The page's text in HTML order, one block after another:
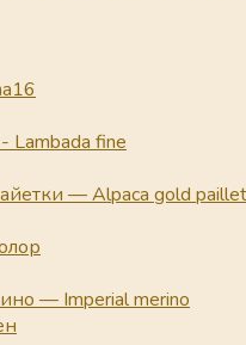
fine
— Alpaca gold
— Imperial merino